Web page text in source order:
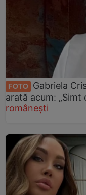
FOTO
Gabriela
arată acum: „Simt
românești